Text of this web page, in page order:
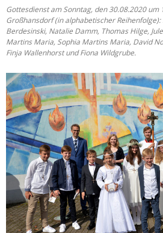
Gottesdienst am Sonntag, den 30.08.2020 um
Großhansdorf (in alphabetischer
Berdesinski, Natalie Damm, Thomas Hilge,
Martins Maria, Sophia Martins Maria, David
Finja Wallenhorst und Fiona Wildgrube.